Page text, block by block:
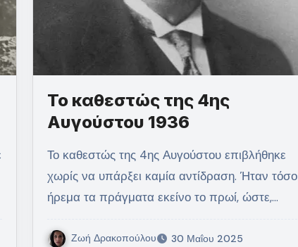
Το καθεστώς της 4ης
Αυγούστου 1936
Το καθεστώς της 4ης Αυγούστου επιβλήθηκε
χωρίς να υπάρξει καμία αντίδραση. Ήταν τόσο
ήρεμα τα πράγματα εκείνο το πρωί, ώστε,…
Ζωή Δρακοπούλου 30 Μαΐου 2025